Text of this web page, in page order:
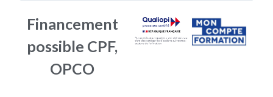
Financement
possible CPF,
OPCO